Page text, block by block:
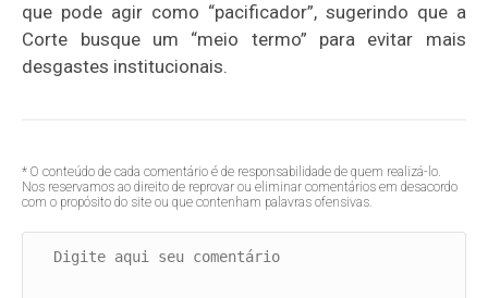
que pode agir como “pacificador”, sugerindo que a
Corte busque um “meio termo” para evitar mais
desgastes institucionais.
* O conteúdo de cada comentário é de responsabilidade de quem realizá-lo.
Nos reservamos ao direito de reprovar ou eliminar comentários em desacordo
com o propósito do site ou que contenham palavras ofensivas.